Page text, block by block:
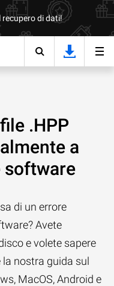
di dati!
.HPP
a
software
di un errore
Avete
e volete sapere
la nostra guida sul
MacOS, Android e